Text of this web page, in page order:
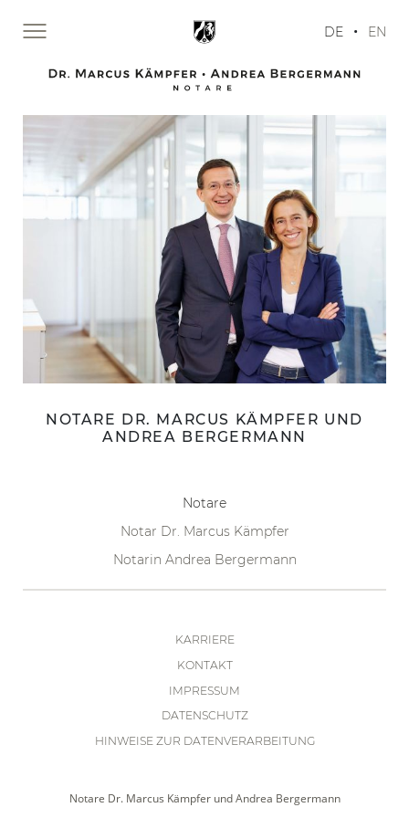
START
TÄTIGKEITEN
NOTARE
DE • EN
NOTARE DR. MARCUS KÄMPFER UND
ANDREA BERGERMANN
Notare
Notar Dr. Marcus Kämpfer
Notarin Andrea Bergermann
KARRIERE
KONTAKT
IMPRESSUM
DATENSCHUTZ
HINWEISE ZUR DATENVERARBEITUNG
Notare Dr. Marcus Kämpfer und Andrea Bergermann